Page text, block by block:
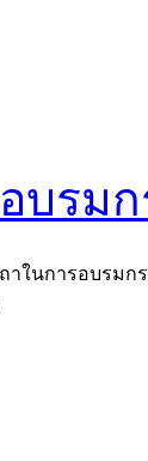
บรม
าในการอบรมก